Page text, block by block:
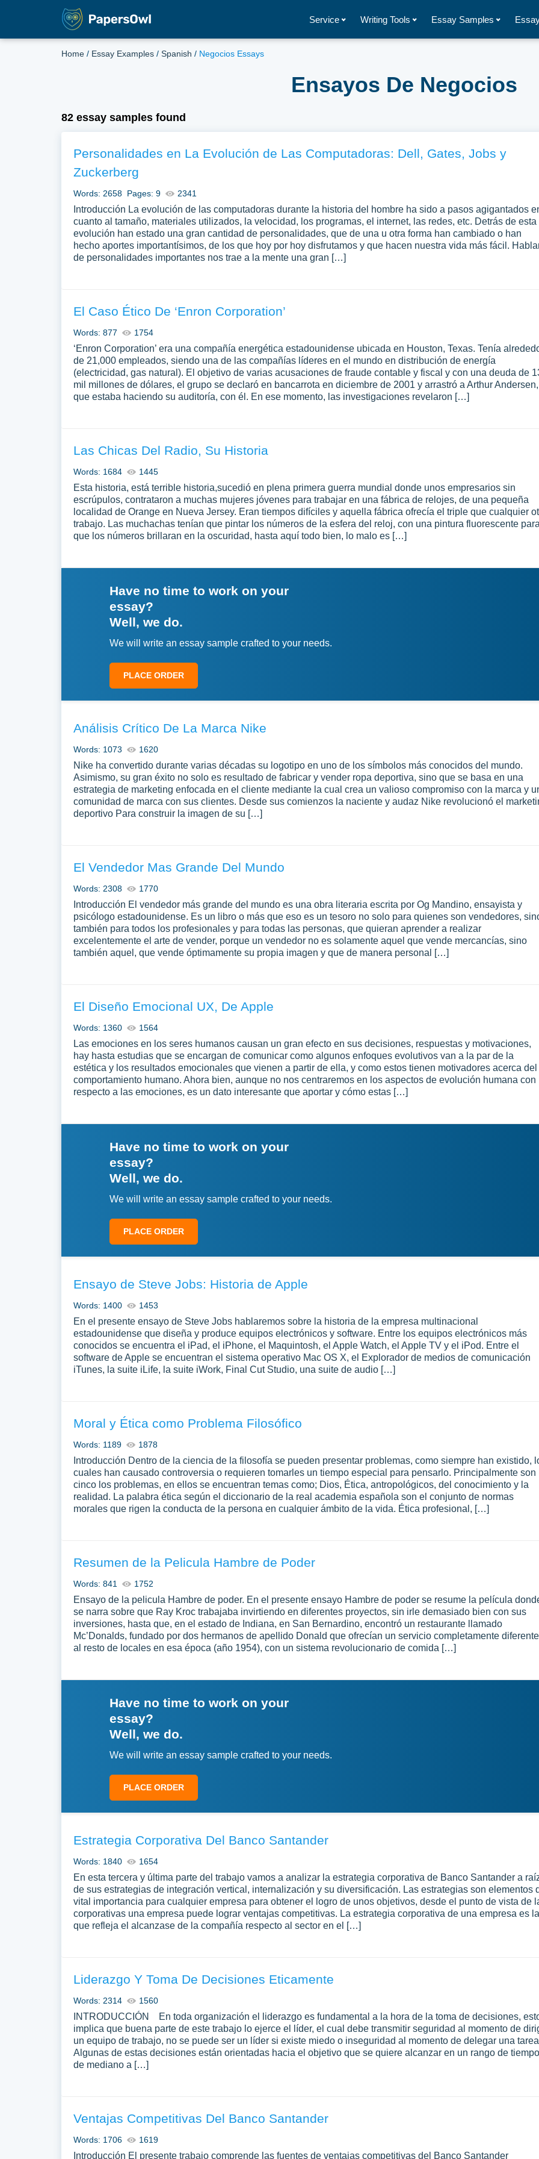
Service Writing Tools Essay Samples
Home / Essay Examples / Spanish / Negocios Essays
Ensayos De Negocios
82 essay samples found
Personalidades en La Evolución de Las Computadoras: Dell, Gates, Jobs y
Zuckerberg
Words: 2658 Pages: 9 2341
Introducción La evolución de las computadoras durante la historia del hombre ha sido a pasos agigantados
cuanto al tamaño, materiales utilizados, la velocidad, los programas, el internet, las redes, etc. Detrás de esta
evolución han estado una gran cantidad de personalidades, que de una u otra forma han cambiado o han
hecho aportes importantísimos, de los que hoy por hoy disfrutamos y que hacen nuestra vida más fácil.
de personalidades importantes nos trae a la mente una gran […]
El Caso Ético De ‘Enron Corporation’
Words: 877 1754
‘Enron Corporation’ era una compañía energética estadounidense ubicada en Houston, Texas. Tenía
de 21,000 empleados, siendo una de las compañías líderes en el mundo en distribución de energía
(electricidad, gas natural). El objetivo de varias acusaciones de fraude contable y fiscal y con una deuda de
mil millones de dólares, el grupo se declaró en bancarrota en diciembre de 2001 y arrastró a Arthur Andersen,
que estaba haciendo su auditoría, con él. En ese momento, las investigaciones revelaron […]
Las Chicas Del Radio, Su Historia
Words: 1684 1445
Esta historia, está terrible historia,sucedió en plena primera guerra mundial donde unos empresarios sin
escrúpulos, contrataron a muchas mujeres jóvenes para trabajar en una fábrica de relojes, de una pequeña
localidad de Orange en Nueva Jersey. Eran tiempos difíciles y aquella fábrica ofrecía el triple que cualquier
trabajo. Las muchachas tenían que pintar los números de la esfera del reloj, con una pintura fluorescente
que los números brillaran en la oscuridad, hasta aquí todo bien, lo malo es […]
Have no time to work on your
essay?
Well, we do.
We will write an essay sample crafted to your needs.
PLACE ORDER
Análisis Crítico De La Marca Nike
Words: 1073 1620
Nike ha convertido durante varias décadas su logotipo en uno de los símbolos más conocidos del mundo.
Asimismo, su gran éxito no solo es resultado de fabricar y vender ropa deportiva, sino que se basa en una
estrategia de marketing enfocada en el cliente mediante la cual crea un valioso compromiso con la marca y
comunidad de marca con sus clientes. Desde sus comienzos la naciente y audaz Nike revolucionó el
deportivo Para construir la imagen de su […]
El Vendedor Mas Grande Del Mundo
Words: 2308 1770
Introducción El vendedor más grande del mundo es una obra literaria escrita por Og Mandino, ensayista y
psicólogo estadounidense. Es un libro o más que eso es un tesoro no solo para quienes son vendedores,
también para todos los profesionales y para todas las personas, que quieran aprender a realizar
excelentemente el arte de vender, porque un vendedor no es solamente aquel que vende mercancías, sino
también aquel, que vende óptimamente su propia imagen y que de manera personal […]
El Diseño Emocional UX, De Apple
Words: 1360 1564
Las emociones en los seres humanos causan un gran efecto en sus decisiones, respuestas y motivaciones,
hay hasta estudias que se encargan de comunicar como algunos enfoques evolutivos van a la par de la
estética y los resultados emocionales que vienen a partir de ella, y como estos tienen motivadores acerca del
comportamiento humano. Ahora bien, aunque no nos centraremos en los aspectos de evolución humana con
respecto a las emociones, es un dato interesante que aportar y cómo estas […]
Have no time to work on your
essay?
Well, we do.
We will write an essay sample crafted to your needs.
PLACE ORDER
Ensayo de Steve Jobs: Historia de Apple
Words: 1400 1453
En el presente ensayo de Steve Jobs hablaremos sobre la historia de la empresa multinacional
estadounidense que diseña y produce equipos electrónicos y software. Entre los equipos electrónicos más
conocidos se encuentra el iPad, el iPhone, el Maquintosh, el Apple Watch, el Apple TV y el iPod. Entre el
software de Apple se encuentran el sistema operativo Mac OS X, el Explorador de medios de comunicación
iTunes, la suite iLife, la suite iWork, Final Cut Studio, una suite de audio […]
Moral y Ética como Problema Filosófico
Words: 1189 1878
Introducción Dentro de la ciencia de la filosofía se pueden presentar problemas, como siempre han existido,
cuales han causado controversia o requieren tomarles un tiempo especial para pensarlo. Principalmente son
cinco los problemas, en ellos se encuentran temas como; Dios, Ética, antropológicos, del conocimiento y la
realidad. La palabra ética según el diccionario de la real academia española son el conjunto de normas
morales que rigen la conducta de la persona en cualquier ámbito de la vida. Ética profesional, […]
Resumen de la Pelicula Hambre de Poder
Words: 841 1752
Ensayo de la pelicula Hambre de poder. En el presente ensayo Hambre de poder se resume la película
se narra sobre que Ray Kroc trabajaba invirtiendo en diferentes proyectos, sin irle demasiado bien con sus
inversiones, hasta que, en el estado de Indiana, en San Bernardino, encontró un restaurante llamado
Mc’Donalds, fundado por dos hermanos de apellido Donald que ofrecían un servicio completamente diferente
al resto de locales en esa época (año 1954), con un sistema revolucionario de comida […]
Have no time to work on your
essay?
Well, we do.
We will write an essay sample crafted to your needs.
PLACE ORDER
Estrategia Corporativa Del Banco Santander
Words: 1840 1654
En esta tercera y última parte del trabajo vamos a analizar la estrategia corporativa de Banco Santander a
de sus estrategias de integración vertical, internalización y su diversificación. Las estrategias son elementos
vital importancia para cualquier empresa para obtener el logro de unos objetivos, desde el punto de vista de
corporativas una empresa puede lograr ventajas competitivas. La estrategia corporativa de una empresa es la
que refleja el alcanzase de la compañía respecto al sector en el […]
Liderazgo Y Toma De Decisiones Eticamente
Words: 2314 1560
INTRODUCCIÓN En toda organización el liderazgo es fundamental a la hora de la toma de decisiones,
implica que buena parte de este trabajo lo ejerce el líder, el cual debe transmitir seguridad al momento de
un equipo de trabajo, no se puede ser un líder si existe miedo o inseguridad al momento de delegar una
Algunas de estas decisiones están orientadas hacia el objetivo que se quiere alcanzar en un rango de tiempo
de mediano a […]
Ventajas Competitivas Del Banco Santander
Words: 1706 1619
Introducción El presente trabajo comprende las fuentes de ventajas competitivas del Banco Santander